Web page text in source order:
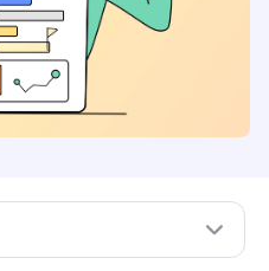
de Proyecto (por
ágil para proyectos
básica de tablero